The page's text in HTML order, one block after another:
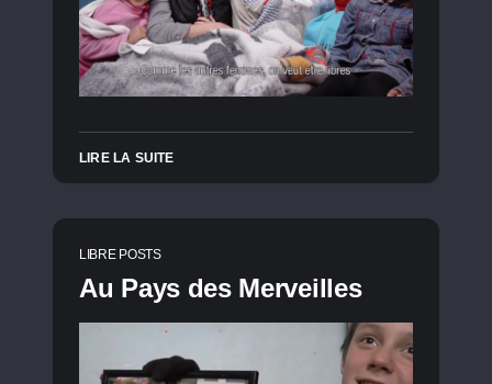
LIRE LA SUITE
LIBRE POSTS
Au Pays des Merveilles